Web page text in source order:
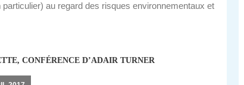
au regard des risques environnementaux et
CONFÉRENCE D’ADAIR TURNER